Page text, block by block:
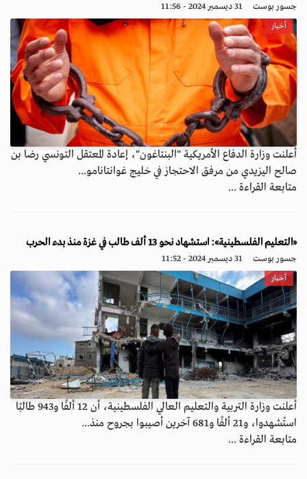
جسور بوست 31 ديسمبر 2024 - 11:56
أخبار
أعلنت وزارة الدفاع الأمريكية "البنتاغون"، إعادة المعتقل التونسي رضا بن
صالح اليزيدي من مرفق الاحتجاز في خليج غوانتانامو...
متابعة القراءة ...
«التعليم الفلسطينية»: استشهاد نحو 13 ألف طالب في غزة منذ بدء الحرب
جسور بوست 31 ديسمبر 2024 - 11:52
أخبار
أعلنت وزارة التربية والتعليم العالي الفلسطينية، أن 12 ألفًا و943 طالبًا
استُشهدوا، و21 ألفًا و681 آخرين أصيبوا بجروح منذ...
متابعة القراءة ...